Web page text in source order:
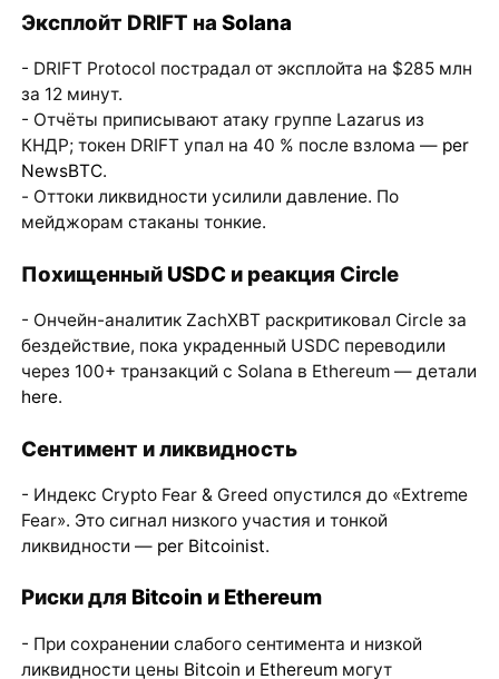
Эксплойт DRIFT на Solana
- DRIFT Protocol пострадал от эксплойта на $285 млн
за 12 минут.
- Отчёты приписывают атаку группе Lazarus из
КНДР; токен DRIFT упал на 40 % после взлома — per
NewsBTC.
- Оттоки ликвидности усилили давление. По
мейджорам стаканы тонкие.
Похищенный USDCи реакция Circle
- Ончейн-аналитик ZachXBT раскритиковал Circle за
бездействие, пока украденный USDC переводили
через 100+ транзакций с Solana в Ethereum — детали
here.
Сентимент и ликвидность
- Индекс Crypto Fear & Greed опустился до «Extreme
Fear». Это сигнал низкого участия и тонкой
ликвидности — per Bitcoinist.
Риски для Bitcoin и Ethereum
- При сохранении слабого сентимента и низкой
ликвидности цены Bitcoin и Ethereumмогут